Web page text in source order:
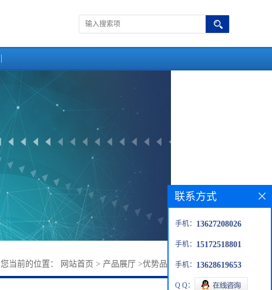
您当前的位置： 网站首页 > 产品展厅 >优势品种>(苯胺)三氟硼
联系方式
手机： 13627208026
手机： 15172518801
手机： 13628619653
Q Q：